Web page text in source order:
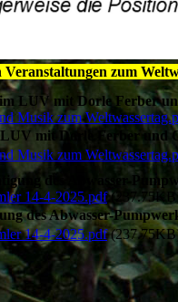
Veranstaltungen zum
im LUV mit Dorle Ferber
Musik zum
LUV mit Dorle Ferber und
Musik zum
des Abwasser-
14-4-2025.pdf
des Abwasser-
14-4-2025.pdf